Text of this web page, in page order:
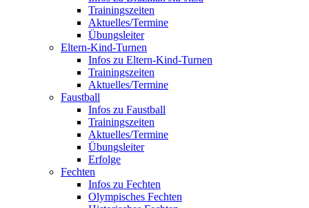
Trainingszeiten
Aktuelles/Termine
Übungsleiter
Eltern-Kind-Turnen
Infos zu Eltern-Kind-Turnen
Trainingszeiten
Aktuelles/Termine
Faustball
Infos zu Faustball
Trainingszeiten
Aktuelles/Termine
Übungsleiter
Erfolge
Fechten
Infos zu Fechten
Olympisches Fechten